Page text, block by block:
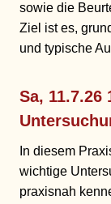
sowie die
Ziel ist es,
und typische
Sa, 11.7.26
In diesem
wichtige
praxisnah